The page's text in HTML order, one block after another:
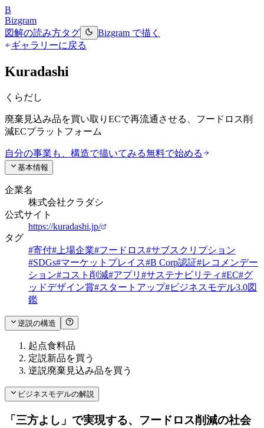
B
Bizgram
図解の読み方タグ
Bizgram で描く
ギャラリーに戻る
Kuradashi
くらだし
廃棄見込み品を買い取りECで再流通させる、フードロス削
減ECプラットフォーム
自分の事業も、構造で描いてみる無料で始める
基本情報
企業名
株式会社クラダシ
公式サイト
https://kuradashi.jp/
タグ
#寄付# 上場企業#フードロス#サブスクリプション
#SDGs#マーケットプレイス#B Corp認証#レコメンデー
ション#コスト削減#アプリ #サステナビリティ#EC#グ
ッドデザイン賞#スタートアップ#ビジネスモデル3.0図
鑑
逆説の構造
起点食料品
定説新品を買う
逆説廃棄見込み品を買う
ビジネスモデルの解説
「三方よし」で実現する、フードロス削減の社会